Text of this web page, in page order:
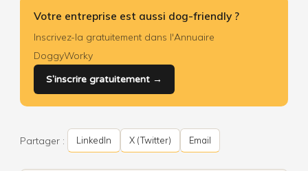
Votre entreprise est aussi dog-friendly ?
Inscrivez-la gratuitement dans l'Annuaire
DoggyWorky
S'inscrire gratuitement →
Partager : LinkedIn X (Twitter) Email